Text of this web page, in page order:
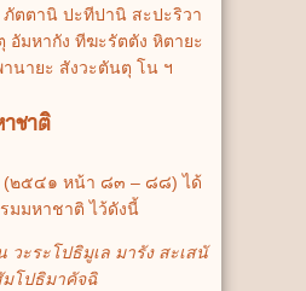
ตตานิ ปะทีปานิ สะปะริวา
มหากัง ทีฆะรัตตัง หิตายะ
นายะ สังวะตันตุ โน ฯ
ชาติ
(๒๕๔๑ หน้า ๘๓ – ๘๘) ได้
มมหาชาติ ไว้ดังนี้
วะระโปธิมูเล มารัง สะเสนั
มโปธิมาคัจฉิ